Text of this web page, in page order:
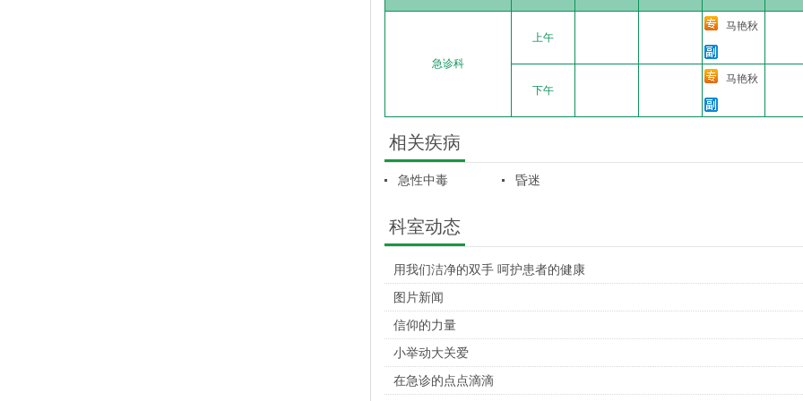
急诊科
上午
马艳秋
下午
马艳秋
相关疾病
急性中毒 昏迷
科室动态
用我们洁净的双手 呵护患者的健康
图片新闻
信仰的力量
小举动大关爱
在急诊的点点滴滴